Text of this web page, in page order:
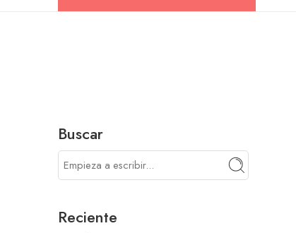
Buscar
Reciente